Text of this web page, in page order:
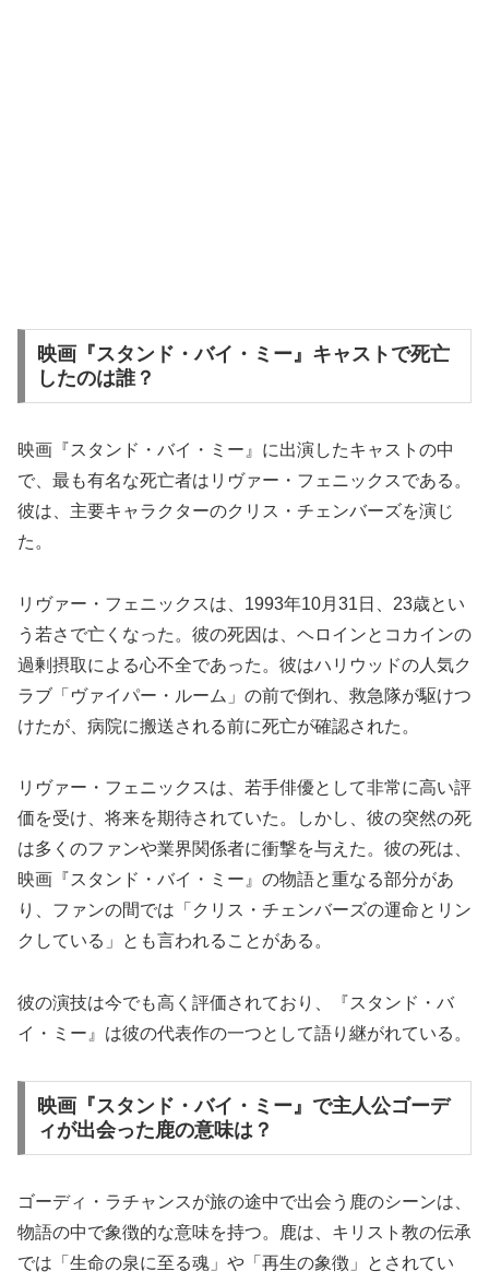
映画『スタンド・バイ・ミー』キャストで死亡
したのは誰？
映画『スタンド・バイ・ミー』に出演したキャストの中
で、最も有名な死亡者はリヴァー・フェニックスである。
彼は、主要キャラクターのクリス・チェンバーズを演じ
た。
リヴァー・フェニックスは、1993年10月31日、23歳とい
う若さで亡くなった。彼の死因は、ヘロインとコカインの
過剰摂取による心不全であった。彼はハリウッドの人気ク
ラブ「ヴァイパー・ルーム」の前で倒れ、救急隊が駆けつ
けたが、病院に搬送される前に死亡が確認された。
リヴァー・フェニックスは、若手俳優として非常に高い評
価を受け、将来を期待されていた。しかし、彼の突然の死
は多くのファンや業界関係者に衝撃を与えた。彼の死は、
映画『スタンド・バイ・ミー』の物語と重なる部分があ
り、ファンの間では「クリス・チェンバーズの運命とリン
クしている」とも言われることがある。
彼の演技は今でも高く評価されており、『スタンド・バ
イ・ミー』は彼の代表作の一つとして語り継がれている。
映画『スタンド・バイ・ミー』で主人公ゴーデ
ィが出会った鹿の意味は？
ゴーディ・ラチャンスが旅の途中で出会う鹿のシーンは、
物語の中で象徴的な意味を持つ。鹿は、キリスト教の伝承
では「生命の泉に至る魂」や「再生の象徴」とされてい